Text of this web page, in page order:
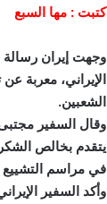
كتبت : مها السبع
وجهت إيران
الإيراني، معربة
الشعبين.
وقال السفير
يتقدم بخالص
في مراسم التشييع
وأكد السفير